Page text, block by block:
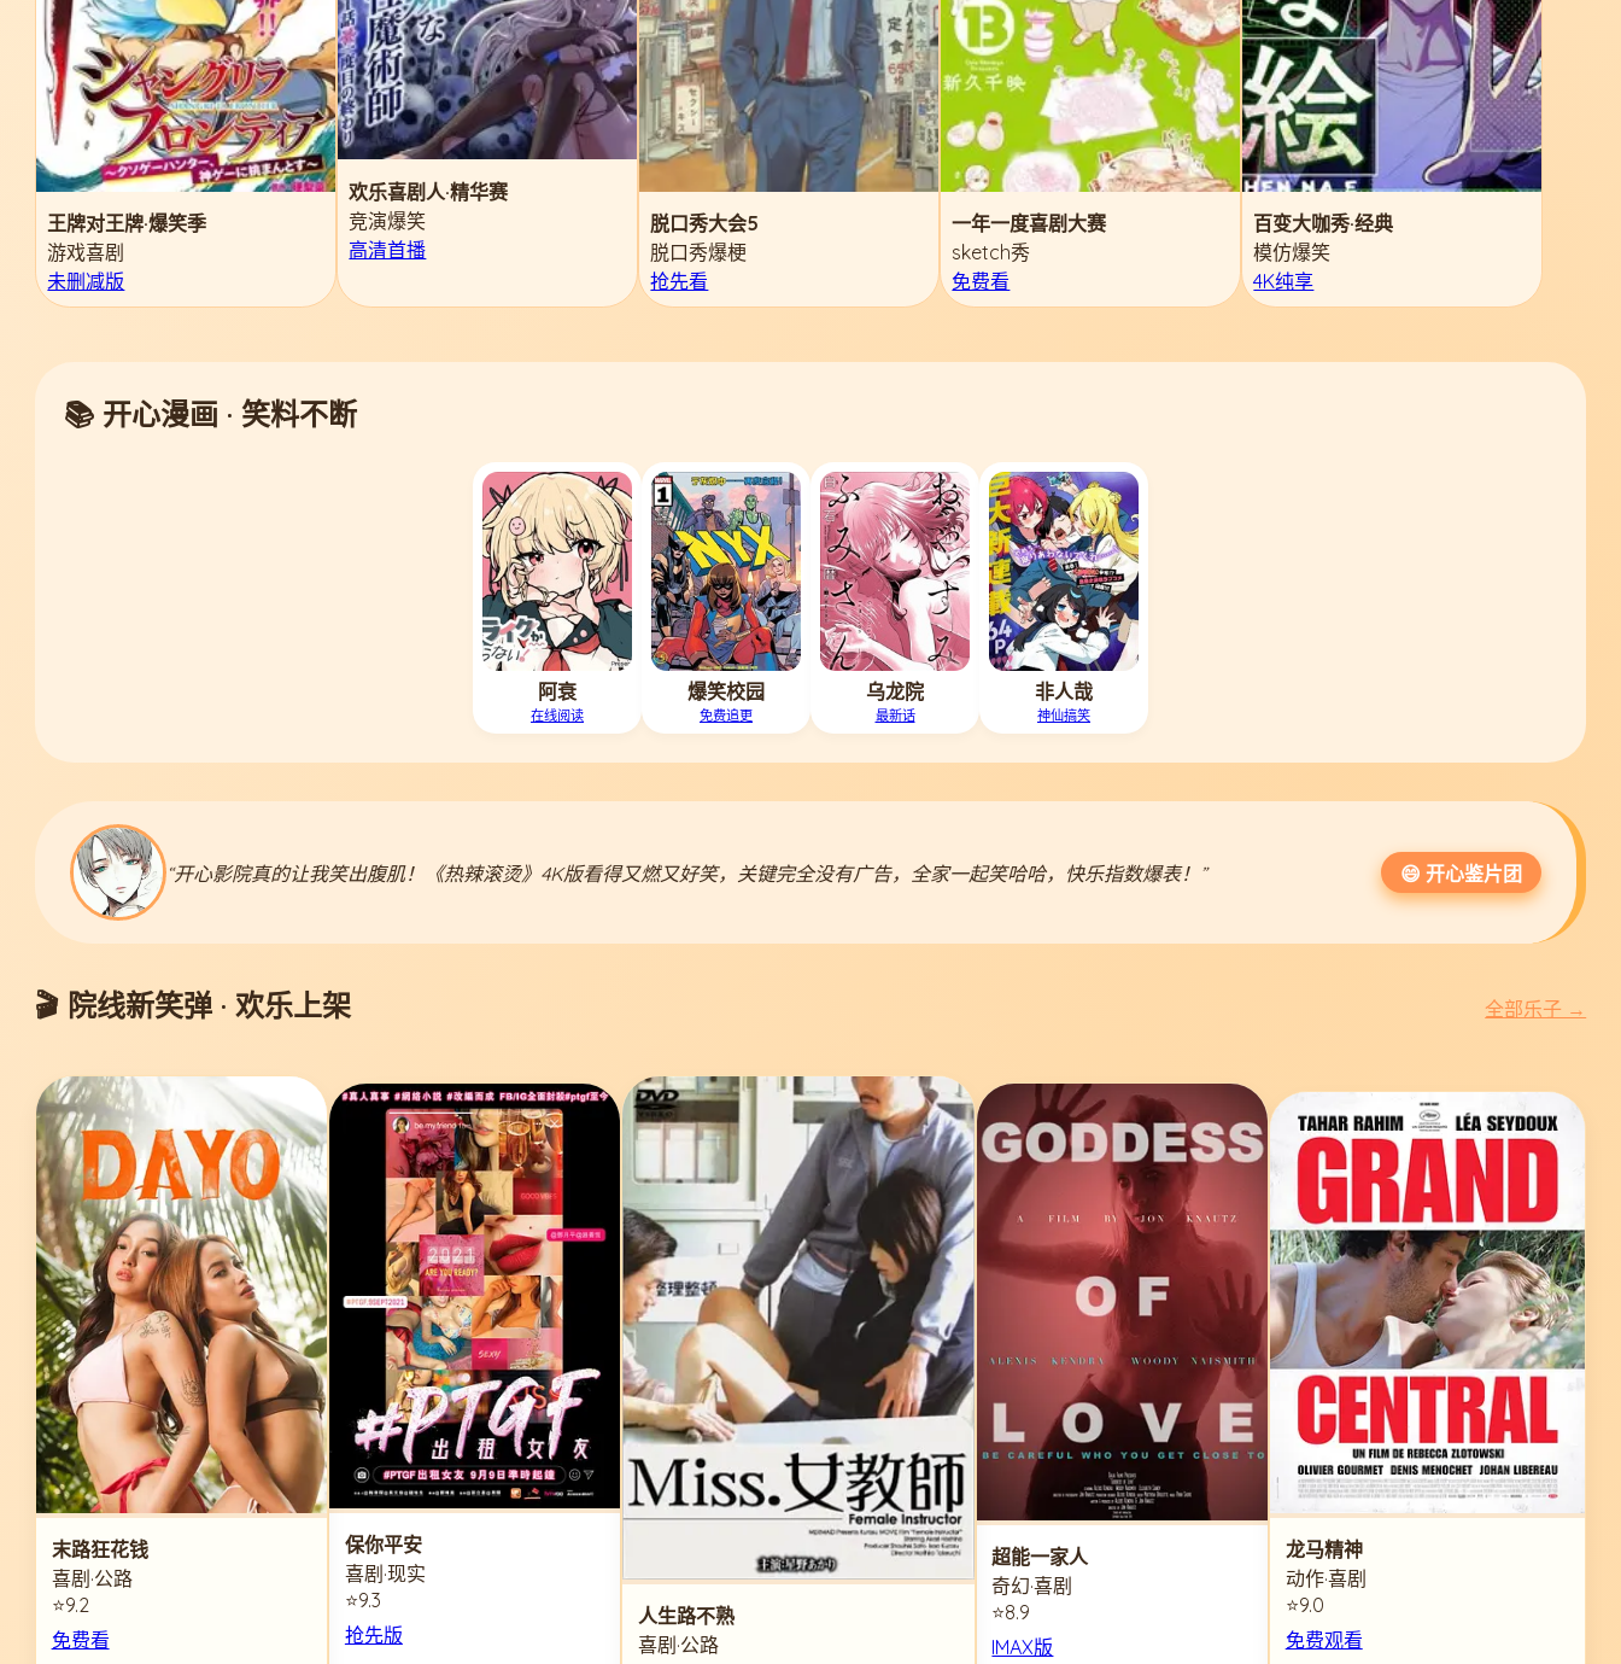
王牌对王牌·爆笑季
游戏喜剧
未删减版
欢乐喜剧人·精华赛
竞演爆笑
高清首播
脱口秀大会5
脱口秀爆梗
抢先看
一年一度喜剧大赛
sketch秀
免费看
百变大咖秀·经典
模仿爆笑
4K纯享
📚 开心漫画 · 笑料不断
阿衰
在线阅读
爆笑校园
免费追更
乌龙院
最新话
非人哉
神仙搞笑
“开心影院真的让我笑出腹肌！《热辣滚烫》4K版看得又燃又好笑，关键完全没有广告，全家一起笑哈哈，快乐指数爆表！” 😄 开心鉴片团
🎬 院线新笑弹 · 欢乐上架 全部乐子 →
末路狂花钱
喜剧·公路
⭐9.2
免费看
保你平安
喜剧·现实
⭐9.3
抢先版
人生路不熟
喜剧·公路
超能一家人
奇幻·喜剧
⭐8.9
IMAX版
龙马精神
动作·喜剧
⭐9.0
免费观看